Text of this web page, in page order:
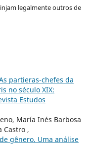
legalmente outros de
partieras-chefes da
no século XIX:
Estudos
María Inés Barbosa
Castro ,
gênero. Uma análise